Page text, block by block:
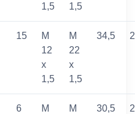
1,5
1,5
15
M
12
x
1,5
M
22
x
1,5
34,5
6
M
M
30,5